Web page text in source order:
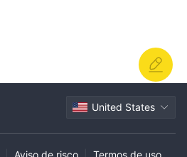
United States
Aviso de risco Termos de uso